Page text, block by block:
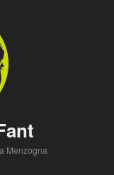
Menzogna